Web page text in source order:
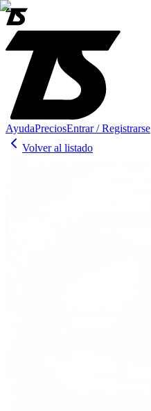
AyudaPreciosEntrar / Registrarse
Volver al listado